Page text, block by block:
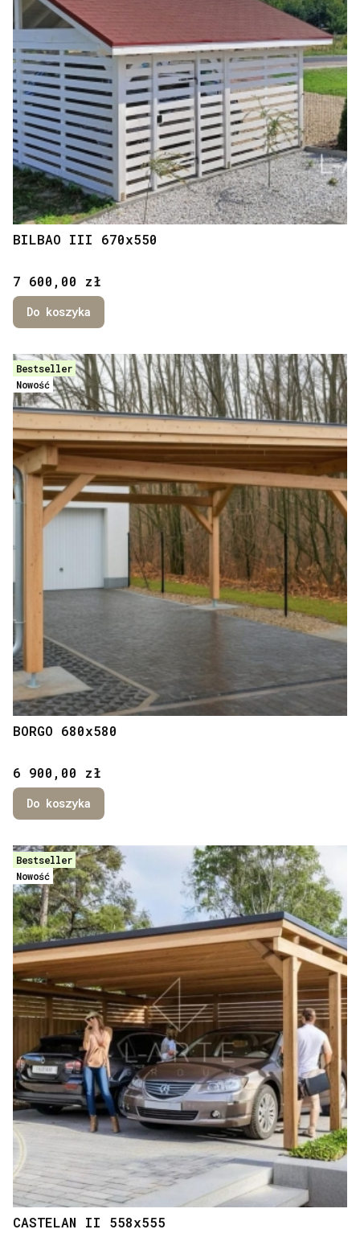
BILBAO III 670x550
Cena
7 600,00 zł
Do koszyka
Bestseller
Nowość
BORGO 680x580
Cena
6 900,00 zł
Do koszyka
Bestseller
Nowość
CASTELAN II 558x555